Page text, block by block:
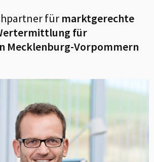
fürmarktgerechte
für
Mecklenburg-Vorpommern